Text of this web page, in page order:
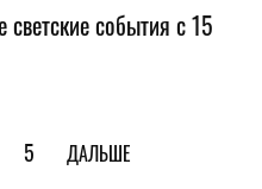
события с 15
5 ДАЛЬШЕ